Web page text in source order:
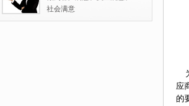
社会满意
应
的